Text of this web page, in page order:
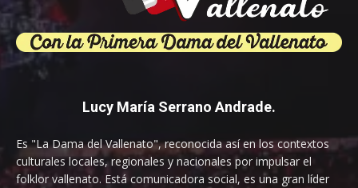
Lucy María Serrano Andrade.
Es "La Dama del Vallenato", reconocida así en los contextos
culturales locales, regionales y nacionales por impulsar el
folklor vallenato. Está comunicadora social, es una gran líder